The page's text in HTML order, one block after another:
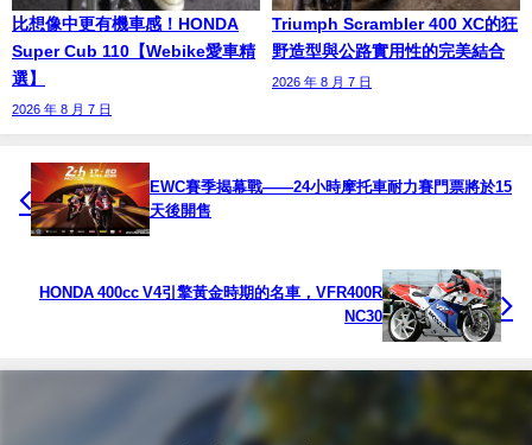
比想像中更有機車感！HONDA
Super Cub 110【Webike愛車精
選】
2026 年 8 月 7 日
Triumph Scrambler 400 XC的狂
野造型與公路實用性的完美結合
2026 年 8 月 7 日
EWC賽季揭幕戰——24小時摩托車耐力賽門票將於15
天後開售
HONDA 400cc V4引擎黃金時期的名車，VFR400R
NC30